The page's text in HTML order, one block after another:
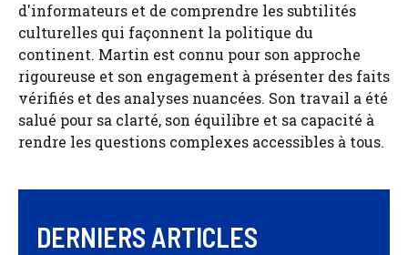
d'informateurs et de comprendre les subtilités
culturelles qui façonnent la politique du
continent. Martin est connu pour son approche
rigoureuse et son engagement à présenter des faits
vérifiés et des analyses nuancées. Son travail a été
salué pour sa clarté, son équilibre et sa capacité à
rendre les questions complexes accessibles à tous.
DERNIERS ARTICLES